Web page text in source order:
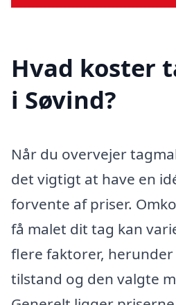
Hvad koster
i Søvind?
Når du overvejer
det vigtigt at have en
forvente af priser.
få malet dit tag kan
flere faktorer,
tilstand og den valgte